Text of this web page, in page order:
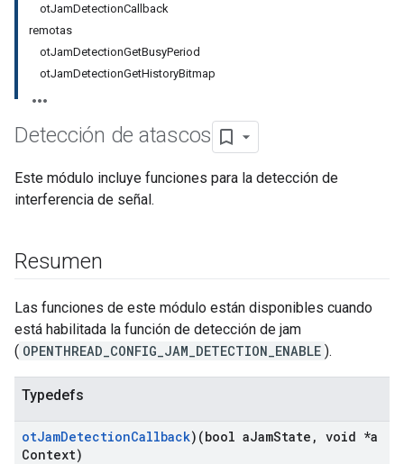
otJamDetectionCallback
remotas
otJamDetectionGetBusyPeriod
otJamDetectionGetHistoryBitmap
Detección de atascos
Este módulo incluye funciones para la detección de
interferencia de señal.
Resumen
Las funciones de este módulo están disponibles cuando
está habilitada la función de detección de jam
( OPENTHREAD_CONFIG_JAM_DETECTION_ENABLE ).
Typedefs
otJamDetectionCallback)(bool aJamState , void *a
Context)